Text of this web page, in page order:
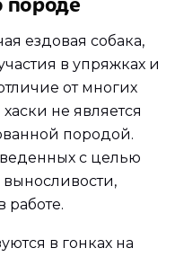
ездовая собака,
в упряжках и
от многих
не является
породой.
с целью
работе.
в гонках на